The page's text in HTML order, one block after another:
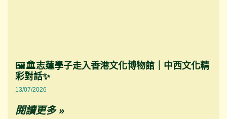
🖼️🏛️志蓮學子走入香港文化博物館｜中西文化精
彩對話✨
13/07/2026
閱讀更多 »